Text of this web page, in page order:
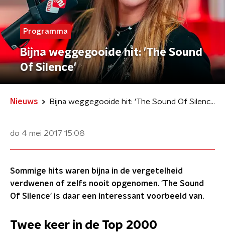
Programma
Bijna weggegooide hit: 'The Sound
Of Silence'
Nieuws Bijna weggegooide hit: 'The Sound Of Silence'
do 4 mei 2017 15:08
Sommige hits waren bijna in de vergetelheid
verdwenen of zelfs nooit opgenomen. 'The Sound
Of Silence' is daar een interessant voorbeeld van.
Twee keer in de Top 2000